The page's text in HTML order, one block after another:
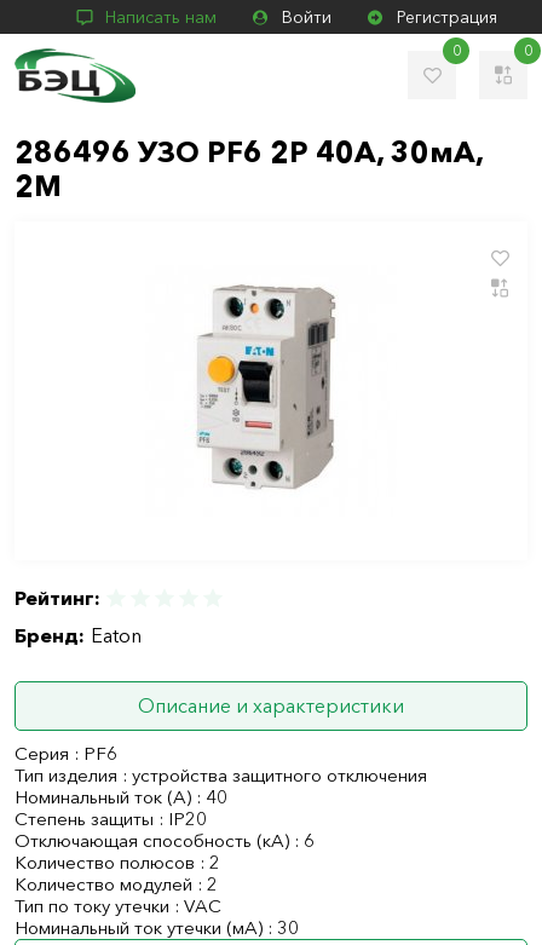
Написать нам Войти Регистрация
0 0
286496 УЗО PF6 2P 40A, 30мА,
2М
Рейтинг:
Бренд: Eaton
Описание и характеристики
Серия : PF6
Тип изделия : устройства защитного отключения
Номинальный ток (А) : 40
Степень защиты : IP20
Отключающая способность (кА) : 6
Количество полюсов : 2
Количество модулей : 2
Тип по току утечки : VAC
Номинальный ток утечки (мА) : 30